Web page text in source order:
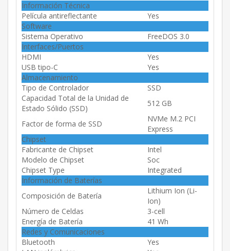
Información Técnica
Película antireflectante
Yes
Software
Sistema Operativo
FreeDOS 3.0
Interfaces/Puertos
HDMI
Yes
USB tipo-C
Yes
Almacenamiento
Tipo de Controlador
SSD
Capacidad Total de la Unidad de
Estado Sólido (SSD)
512 GB
Factor de forma de SSD
NVMe M.2 PCI
Express
Chipset
Fabricante de Chipset
Intel
Modelo de Chipset
Soc
Chipset Type
Integrated
Información de Baterías
Composición de Batería
Lithium Ion (Li-
Ion)
Número de Celdas
3-cell
Energía de Batería
41 Wh
Redes y Comunicaciones
Bluetooth
Yes